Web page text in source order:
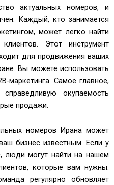
актуальных номеров, и
Каждый, кто занимается
может легко найти
Этот инструмент
для продвижения ваших
Вы можете использовать
маркетинга. Самое главное,
окупаемость
продажи.
номеров Ирана может
бизнес известным. Если у
люди могут найти на нашем
которые вам нужны.
регулярно обновляет